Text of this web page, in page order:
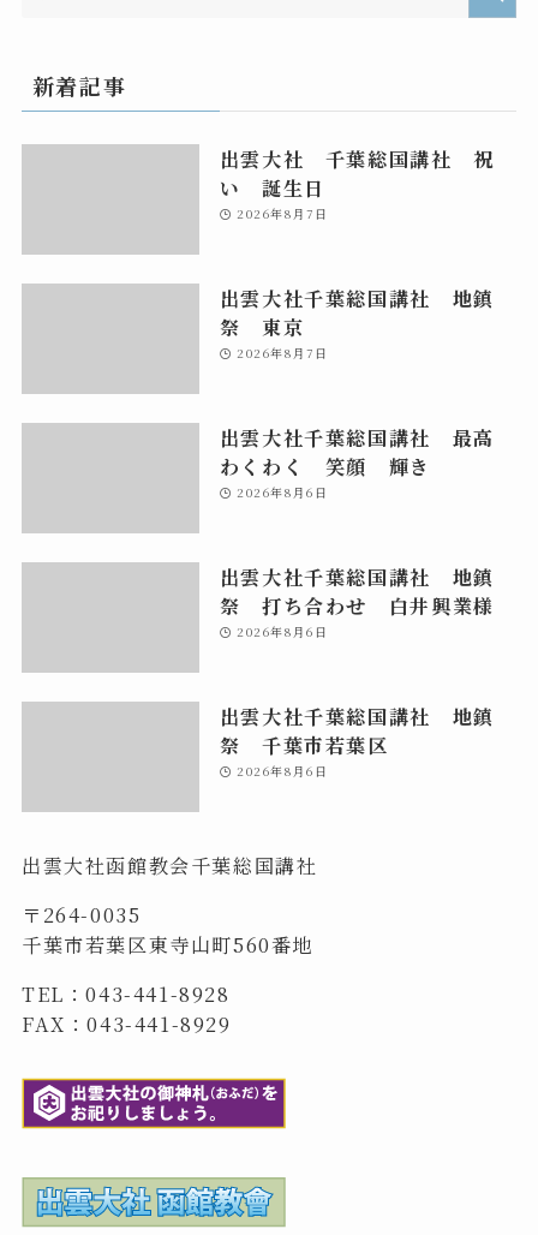
新着記事
出雲大社 千葉総国講社 祝
い 誕生日
2026年8月7日
出雲大社千葉総国講社 地鎮
祭 東京
2026年8月7日
出雲大社千葉総国講社 最高
わくわく 笑顔 輝き
2026年8月6日
出雲大社千葉総国講社 地鎮
祭 打ち合わせ 白井興業様
2026年8月6日
出雲大社千葉総国講社 地鎮
祭 千葉市若葉区
2026年8月6日
出雲大社函館教会千葉総国講社
〒264-0035
千葉市若葉区東寺山町560番地
TEL：043-441-8928
FAX：043-441-8929